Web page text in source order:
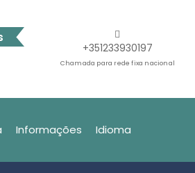
+351233930197
Chamada para rede fixa nacional
Informações Idioma